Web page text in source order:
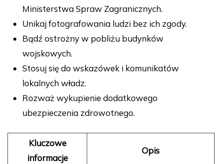
Ministerstwa Spraw Zagranicznych.
Unikaj fotografowania ludzi bez ich zgody.
Bądź ostrożny w pobliżu budynków
wojskowych.
Stosuj się do wskazówek i komunikatów
lokalnych władz.
Rozważ wykupienie dodatkowego
ubezpieczenia zdrowotnego.
Kluczowe
informacje
Opis